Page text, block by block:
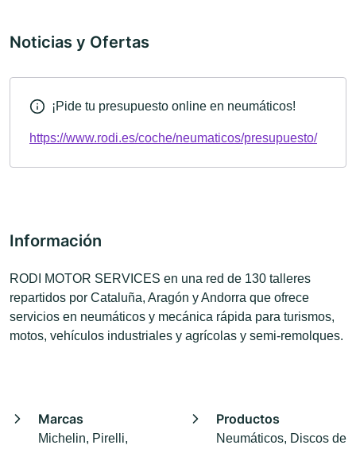
Noticias y Ofertas
¡Pide tu presupuesto online en neumáticos!
https://www.rodi.es/coche/neumaticos/presupuesto/
Información
RODI MOTOR SERVICES en una red de 130 talleres
repartidos por Cataluña, Aragón y Andorra que ofrece
servicios en neumáticos y mecánica rápida para turismos,
motos, vehículos industriales y agrícolas y semi-remolques.
Marcas
Michelin, Pirelli,
Productos
Neumáticos, Discos de